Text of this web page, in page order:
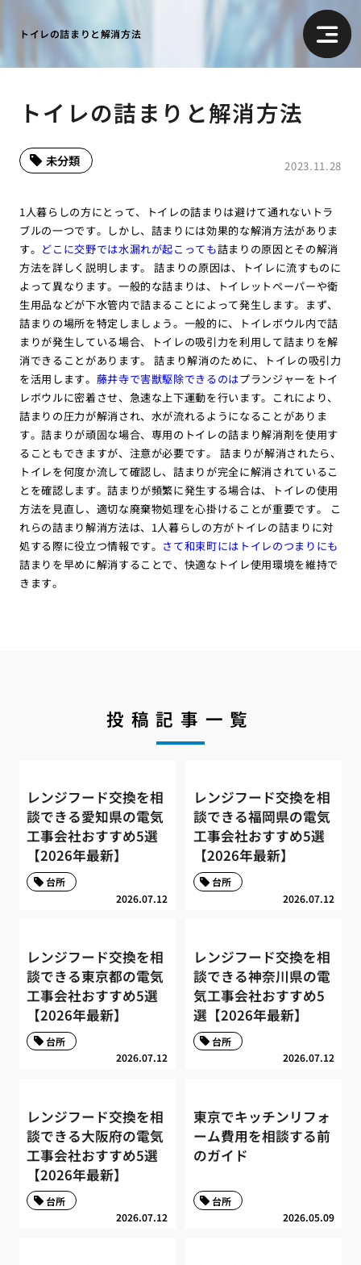
トイレの詰まりと解消方法
トイレの詰まりと解消方法
2023.11.28
未分類
1人暮らしの方にとって、トイレの詰まりは避けて通れないトラ
ブルの一つです。しかし、詰まりには効果的な解消方法がありま
す。 どこに交野では水漏れが起こっても詰まりの原因とその解消
方法を詳しく説明します。 詰まりの原因は、トイレに流すものに
よって異なります。一般的な詰まりは、トイレットペーパーや衛
生用品などが下水管内で詰まることによって発生します。まず、
詰まりの場所を特定しましょう。一般的に、トイレボウル内で詰
まりが発生している場合、トイレの吸引力を利用して詰まりを解
消できることがあります。 詰まり解消のために、トイレの吸引力
を活用します。 藤井寺で害獣駆除できるのはプランジャーをトイ
レボウルに密着させ、急速な上下運動を行います。これにより、
詰まりの圧力が解消され、水が流れるようになることがありま
す。詰まりが頑固な場合、専用のトイレの詰まり解消剤を使用す
ることもできますが、注意が必要です。 詰まりが解消されたら、
トイレを何度か流して確認し、詰まりが完全に解消されているこ
とを確認します。詰まりが頻繁に発生する場合は、トイレの使用
方法を見直し、適切な廃棄物処理を心掛けることが重要です。 こ
れらの詰まり解消方法は、1人暮らしの方がトイレの詰まりに対
処する際に役立つ情報です。 さて和束町にはトイレのつまりにも
詰まりを早めに解消することで、快適なトイレ使用環境を維持で
きます。
投稿記事一覧
レンジフード交換を相
談できる愛知県の電気
工事会社おすすめ5選
【2026年最新】
2026.07.12
台所
レンジフード交換を相
談できる福岡県の電気
工事会社おすすめ5選
【2026年最新】
2026.07.12
台所
レンジフード交換を相
談できる東京都の電気
工事会社おすすめ5選
【2026年最新】
2026.07.12
台所
レンジフード交換を相
談できる神奈川県の電
気工事会社おすすめ5
選【2026年最新】
2026.07.12
台所
レンジフード交換を相
談できる大阪府の電気
工事会社おすすめ5選
【2026年最新】
2026.07.12
台所
東京でキッチンリフォ
ーム費用を相談する前
のガイド
2026.05.09
台所